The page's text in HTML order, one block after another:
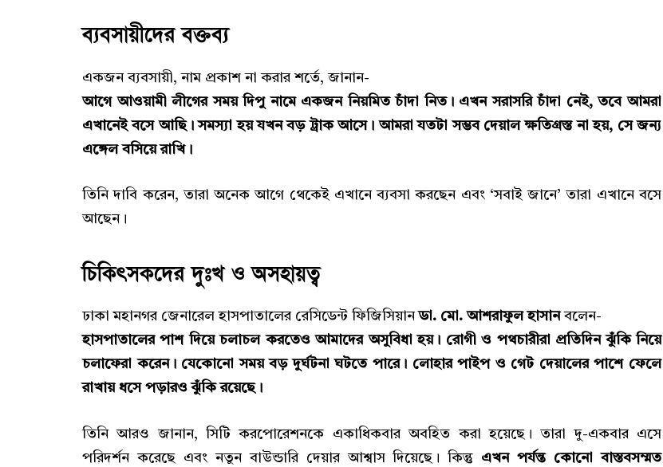
ব্যবসায়ীদের বক্তব্য
একজন ব্যবসায়ী, নাম প্রকাশ না করার শর্তে, জানান-
আগে আওয়ামী লীগের সময় দিপু নামে একজন নিয়মিত চাঁদা নিত। এখন সরাসরি চাঁদা নেই, তবে আমরা
এখানেই বসে আছি। সমস্যা হয় যখন বড় ট্রাক আসে। আমরা যতটা সম্ভব দেয়াল ক্ষতিগ্রস্ত না হয়, সে জন্য
এঙ্গেল বসিয়ে রাখি।
তিনি দাবি করেন, তারা অনেক আগে থেকেই এখানে ব্যবসা করছেন এবং ‘সবাই জানে’ তারা এখানে বসে
আছেন।
চিকিৎসকদের দুঃখ ও অসহায়ত্ব
ঢাকা মহানগর জেনারেল হাসপাতালের রেসিডেন্ট ফিজিসিয়ানডা. মো. আশরাফুল হাসানবলেন-
হাসপাতালের পাশ দিয়ে চলাচল করতেও আমাদের অসুবিধা হয়। রোগী ও পথচারীরা প্রতিদিন ঝুঁকি নিয়ে
চলাফেরা করেন। যেকোনো সময় বড় দুর্ঘটনা ঘটতে পারে। লোহার পাইপ ও গেট দেয়ালের পাশে ফেলে
রাখায় ধসে পড়ারও ঝুঁকি রয়েছে।
তিনি আরও জানান, সিটি করপোরেশনকে একাধিকবার অবহিত করা হয়েছে। তারা দু-একবার এসে
পরিদর্শন করেছে এবং নতুন বাউন্ডারি দেয়ার আশ্বাস দিয়েছে। কিন্তু এখন পর্যন্ত কোনো বাস্তবসম্মত